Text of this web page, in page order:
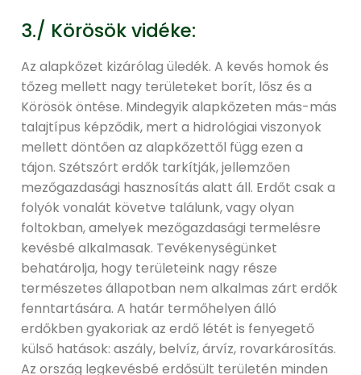
3./ Körösök vidéke:
Az alapkőzet kizárólag üledék. A kevés homok és
tőzeg mellett nagy területeket borít, lősz és a
Körösök öntése. Mindegyik alapkőzeten más-más
talajtípus képződik, mert a hidrológiai viszonyok
mellett döntően az alapkőzettől függ ezen a
tájon. Szétszórt erdők tarkítják, jellemzően
mezőgazdasági hasznosítás alatt áll. Erdőt csak a
folyók vonalát követve találunk, vagy olyan
foltokban, amelyek mezőgazdasági termelésre
kevésbé alkalmasak. Tevékenységünket
behatárolja, hogy területeink nagy része
természetes állapotban nem alkalmas zárt erdők
fenntartására. A határ termőhelyen álló
erdőkben gyakoriak az erdő létét is fenyegető
külső hatások: aszály, belvíz, árvíz, rovarkárosítás.
Az ország legkevésbé erdősült területén minden